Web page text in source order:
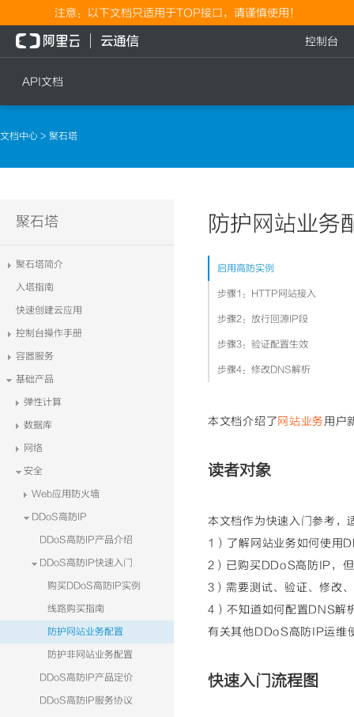
注意：以下文档只适用于TOP接口，请谨慎使用！
API文档
流量充值档位查询
控制台
文档中心 > 聚石塔
聚石塔
聚石塔简介
入塔指南
快速创建云应用
控制台操作手册
容器服务
基础产品
弹性计算
数据库
网络
安全
Web应用防火墙
DDoS高防IP
DDoS高防IP产品介绍
DDoS高防IP快速入门
购买DDoS高防IP实例
线路购买指南
防护网站业务配置
防护非网站业务配置
DDoS高防IP产品定价
DDoS高防IP服务协议
防护网站业务
启用高防实例
步骤1：HTTP网站接入
步骤2：放行回源IP段
步骤3：验证配置生效
步骤4：修改DNS解析
本文档介绍了网站业务用户
读者对象
本文档作为快速入门参考，
1）了解网站业务如何使用
2）已购买DDoS高防IP，
3）需要测试、验证、修改
4）不知道如何配置DNS解
有关其他DDoS高防IP运维
快速入门流程图